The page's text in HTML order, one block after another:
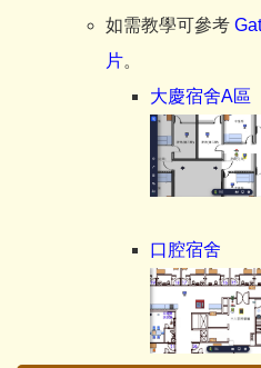
如需教學可參考
片。
大慶宿舍A區
口腔宿舍